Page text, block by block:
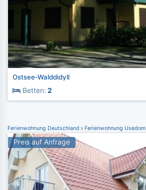
Ostsee-Walddidyll
Betten: 2
Ferienwohnung Deutschland Ferienwohnung Usedom
Preis auf Anfrage